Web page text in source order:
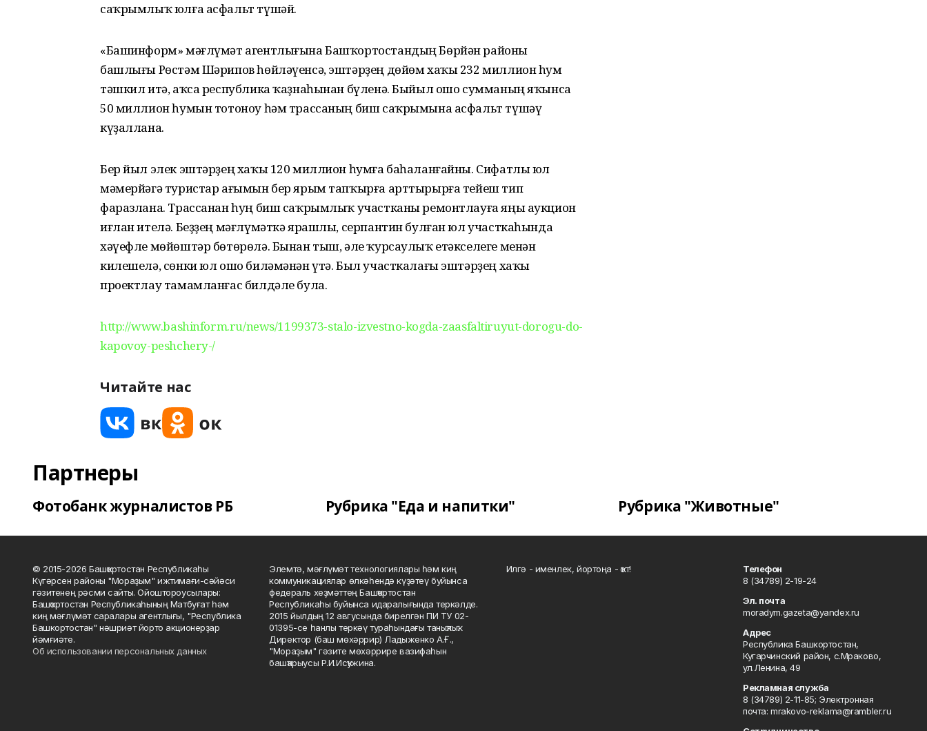
саҡрымлыҡ юлға асфальт түшәй.
«Башинформ» мәғлүмәт агентлығына Башҡортостандың Бөрйән районы
башлығы Рөстәм Шәрипов һөйләүенсә, эштәрҙең дөйөм хаҡы 232 миллион һум
тәшкил итә, аҡса республика ҡаҙнаһынан бүленә. Быйыл ошо сумманың яҡынса
50 миллион һумын тотоноу һәм трассаның биш саҡрымына асфальт түшәү
күҙаллана.
Бер йыл элек эштәрҙең хаҡы 120 миллион һумға баһаланғайны. Сифатлы юл
мәмерйәгә туристар ағымын бер ярым тапҡырға арттырырға тейеш тип
фаразлана. Трассанан һуң биш саҡрымлыҡ участканы ремонтлауға яңы аукцион
иғлан ителә. Беҙҙең мәғлүмәткә ярашлы, серпантин булған юл участкаһында
хәүефле мөйөштәр бөтөрөлә. Бынан тыш, әле ҡурсаулыҡ етәкселеге менән
килешелә, сөнки юл ошо биләмәнән үтә. Был участкалағы эштәрҙең хаҡы
проектлау тамамланғас билдәле була.
http://www.bashinform.ru/news/1199373-stalo-izvestno-kogda-zaasfaltiruyut-dorogu-do-
kapovoy-peshchery-/
Читайте нас
Партнеры
Фотобанк журналистов РБ Рубрика "Еда и напитки" Рубрика "Животные"
© 2015-2026 Башҡортостан Республикаһы
Күгәрсен районы "Мораҙым" ижтимағи-сәйәси
гәзитенең рәсми сайты. Ойоштороусылары:
Башҡортостан Республикаһының Матбуғат һәм
киң мәғлүмәт саралары агентлығы, "Республика
Башкортостан" нәшриәт йорто акционерҙар
йәмғиәте.
Об использовании персональных данных
Элемтә, мәғлүмәт технологиялары һәм киң
коммуникациялар өлкәһендә күҙәтеү буйынса
федераль хеҙмәттең Башҡортостан
Республикаһы буйынса идаралығында теркәлде.
2015 йылдың 12 авгусында бирелгән ПИ ТУ 02-
01395-се һанлы теркәү тураһындағы таныҡлыҡ.
Директор (баш мөхәррир) Ладыженко А.Ғ.,
"Мораҙым" гәзите мөхәррире вазифаһын
башҡарыусы Р.И.Исҡужина.
Илгә - именлек, йортоңа - ҡот!
Телефон
8 (34789) 2-19-24
Эл. почта
moradym.gazeta@yandex.ru
Адрес
Республика Башкортостан,
Кугарчинский район, с.Мраково,
ул.Ленина, 49
Рекламная служба
8 (34789) 2-11-85; Электронная
почта: mrakovo-reklama@rambler.ru